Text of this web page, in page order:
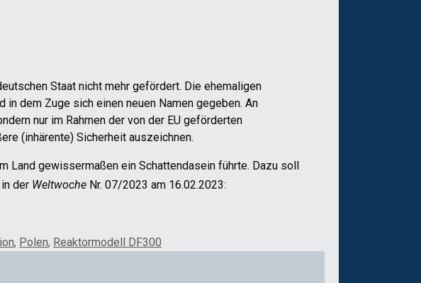
Staat nicht mehr gefördert. Die ehemaligen
dem Zuge sich einen neuen Namen gegeben. An
nur im Rahmen der von der EU geförderten
(inhärente) Sicherheit auszeichnen.
Land gewissermaßen ein Schattendasein führte. Dazu soll
der Weltwoche Nr. 07/2023 am 16.02.2023:
, Polen, Reaktormodell DF300